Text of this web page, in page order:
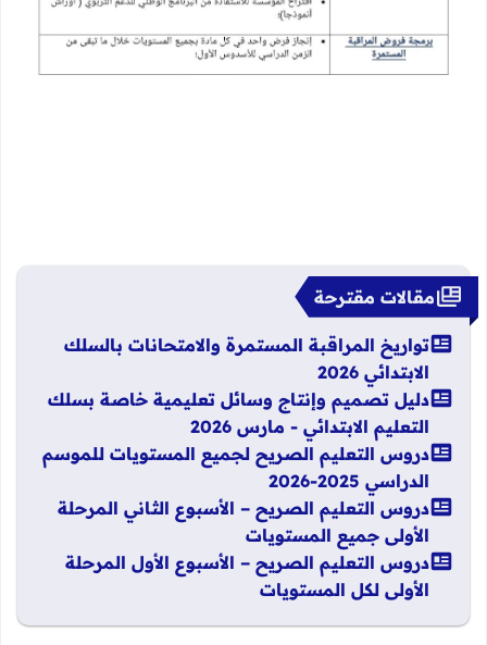
مقالات مقترحة
تواريخ المراقبة المستمرة والامتحانات بالسلك
الابتدائي 2026
دليل تصميم وإنتاج وسائل تعليمية خاصة بسلك
التعليم الابتدائي - مارس 2026
دروس التعليم الصريح لجميع المستويات للموسم
الدراسي 2025-2026
دروس التعليم الصريح – الأسبوع الثاني المرحلة
الأولى جميع المستويات
دروس التعليم الصريح – الأسبوع الأول المرحلة
الأولى لكل المستويات